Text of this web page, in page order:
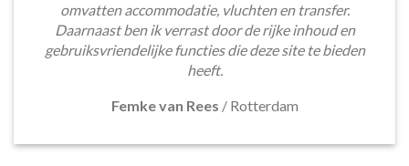
omvatten accommodatie, vluchten en transfer.
Daarnaast ben ik verrast door de rijke inhoud en
gebruiksvriendelijke functies die deze site te bieden
heeft.
Femke van Rees / Rotterdam